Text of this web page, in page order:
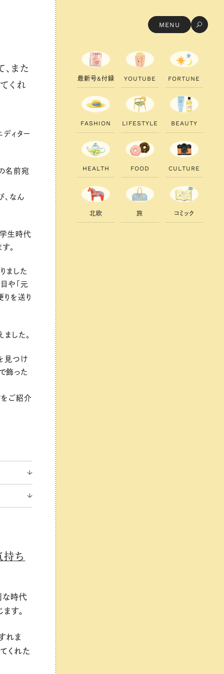
MENU
、また
くれ
ィター
名前宛
、なん
生時代
。
ました
や「元
りを送り
した。
見つけ
飾った
をご紹介
持ち
な時代
す。
れま
くれた
最新号&付録 YOUTU B E FORTU N E
FAS H ION LI FESTYLE B EAUTY
H EALTH FOOD CU LTU RE
北欧 旅 コ ミ ック